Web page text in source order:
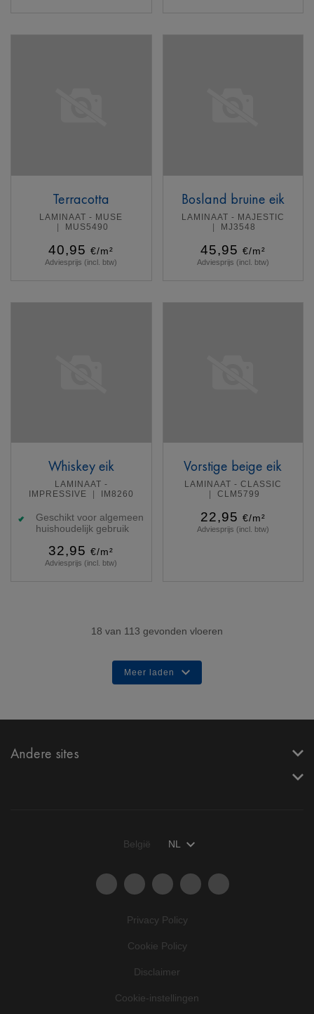
Terracotta
LAMINAAT - MUSE
MUS5490
40,95 €/m²
Adviesprijs (incl. btw)
Bosland bruine eik
LAMINAAT - MAJESTIC
MJ3548
45,95 €/m²
Adviesprijs (incl. btw)
Whiskey eik
LAMINAAT -
IMPRESSIVE
IM8260
Geschikt voor algemeen
huishoudelijk gebruik
32,95 €/m²
Adviesprijs (incl. btw)
Vorstige beige eik
LAMINAAT - CLASSIC
CLM5799
22,95 €/m²
Adviesprijs (incl. btw)
18 van 113 gevonden vloeren
Meer laden
Andere sites
Privacy Policy
Cookie Policy
Disclaimer
Cookie-instellingen
België NL